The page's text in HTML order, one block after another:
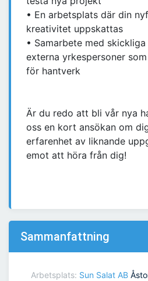
• En arbetsplats där din
kreativitet uppskattas
• Samarbete med
externa yrkespersoner
för hantverk
Är du redo att bli vår nya
oss en kort ansökan om
erfarenhet av liknande
emot att höra från dig!
Sammanfattning
Arbetsplats: Sun Salat AB